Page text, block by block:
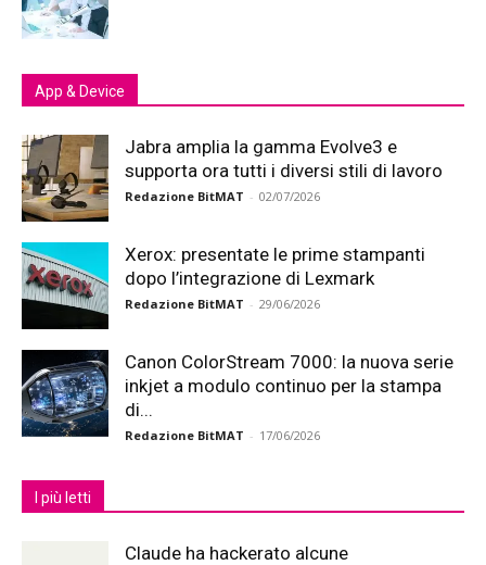
App & Device
Jabra amplia la gamma Evolve3 e
supporta ora tutti i diversi stili di lavoro
Redazione BitMAT - 02/07/2026
Xerox: presentate le prime stampanti
dopo l’integrazione di Lexmark
Redazione BitMAT - 29/06/2026
Canon ColorStream 7000: la nuova serie
inkjet a modulo continuo per la stampa
di...
Redazione BitMAT - 17/06/2026
I più letti
Claude ha hackerato alcune